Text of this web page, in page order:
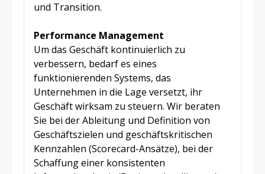
und Transition.
Performance Management
Um das Geschäft kontinuierlich zu
verbessern, bedarf es eines
funktionierenden Systems, das
Unternehmen in die Lage versetzt, ihr
Geschäft wirksam zu steuern. Wir beraten
Sie bei der Ableitung und Definition von
Geschäftszielen und geschäftskritischen
Kennzahlen (Scorecard-Ansätze), bei der
Schaffung einer konsistenten